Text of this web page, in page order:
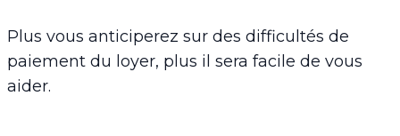
Plus vous anticiperez sur des difficultés de
paiement du loyer, plus il sera facile de vous
aider.